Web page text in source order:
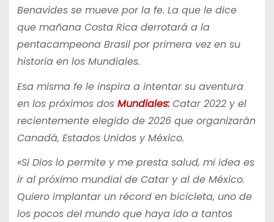
Benavides se mueve por la fe. La que le dice
que mañana Costa Rica derrotará a la
pentacampeona Brasil por primera vez en su
historia en los Mundiales.
Esa misma fe le inspira a intentar su aventura
en los próximos dosMundiales:Catar 2022 y el
recientemente elegido de 2026 que organizarán
Canadá, Estados Unidos y México.
«Si Dios lo permite y me presta salud, mi idea es
ir al próximo mundial de Catar y al de México.
Quiero implantar un récord en bicicleta, uno de
los pocos del mundo que haya ido a tantos